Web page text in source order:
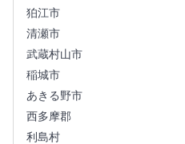
狛江市
清瀬市
武蔵村山市
稲城市
あきる野市
西多摩郡
利島村